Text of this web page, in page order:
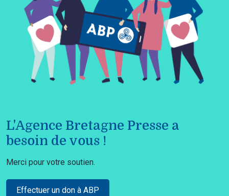
L'Agence Bretagne Presse a
besoin de vous !
Merci pour votre soutien.
Effectuer un don à ABP